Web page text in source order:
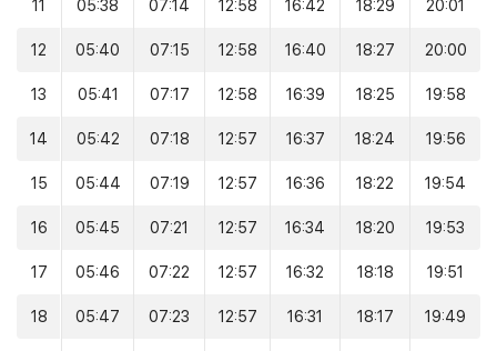
11 05:38 07:14 12:58 16:42 18:29 20:01
12 05:40 07:15 12:58 16:40 18:27 20:00
13 05:41 07:17 12:58 16:39 18:25 19:58
14 05:42 07:18 12:57 16:37 18:24 19:56
15 05:44 07:19 12:57 16:36 18:22 19:54
16 05:45 07:21 12:57 16:34 18:20 19:53
17 05:46 07:22 12:57 16:32 18:18 19:51
18 05:47 07:23 12:57 16:31 18:17 19:49